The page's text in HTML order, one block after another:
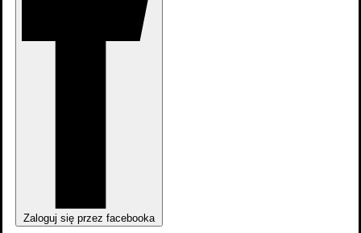
Zaloguj się przez facebooka